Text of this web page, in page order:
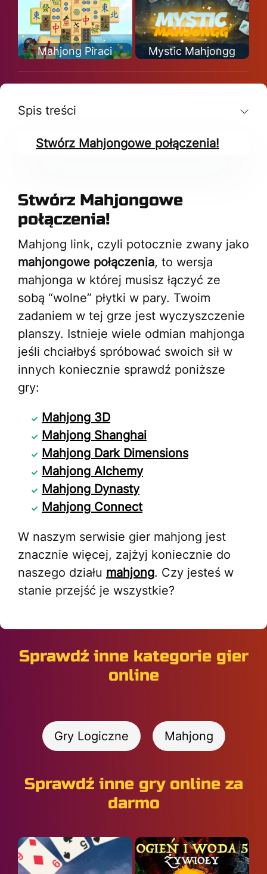
Mahjong Piraci Mystic Mahjongg
Spis treści
Stwórz Mahjongowe połączenia!
Stwórz Mahjongowe
połączenia!
Mahjong link, czyli potocznie zwany jako
mahjongowe połączenia, to wersja
mahjonga w której musisz łączyć ze
sobą “wolne” płytki w pary. Twoim
zadaniem w tej grze jest wyczyszczenie
planszy. Istnieje wiele odmian mahjonga
jeśli chciałbyś spróbować swoich sił w
innych koniecznie sprawdź poniższe
gry:
Mahjong 3D
Mahjong Shanghai
Mahjong Dark Dimensions
Mahjong Alchemy
Mahjong Dynasty
Mahjong Connect
W naszym serwisie gier mahjong jest
znacznie więcej, zajżyj koniecznie do
naszego działu mahjong. Czy jesteś w
stanie przejść je wszystkie?
Sprawdź inne kategorie gier
online
Gry Logiczne Mahjong
Sprawdź inne gry online za
darmo